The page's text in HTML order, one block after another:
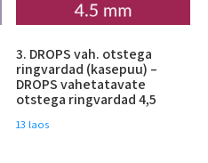
3. DROPS vah. otstega
ringvardad (kasepuu) –
DROPS vahetatavate
otstega ringvardad 4,5
13 laos